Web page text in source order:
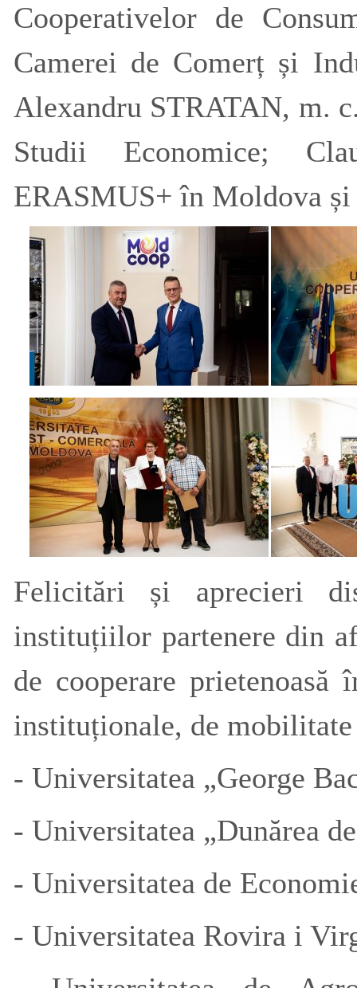
Cooperativelor de
Camerei de Comerț și
Alexandru STRATAN, m.
Studii Economice;
ERASMUS+ în Moldova
Felicitări și aprecieri
instituțiilor partenere din
de cooperare prietenoasă
instituționale, de mobilitate
- Universitatea „George
- Universitatea „Dunărea
- Universitatea de
- Universitatea Rovira i